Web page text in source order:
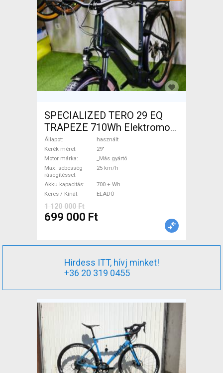
SPECIALIZED TERO 29 EQ
TRAPEZE 710Wh Elektromos
Trekking/cross 25 km/h _Más
gyártó 700 + Wh használt
ELADÓ
Állapot
használt
Kerék méret
29"
Motor márka
_Más gyártó
Max. sebesség
rásegítéssel
25 km/h
Akku kapacitás
700 + Wh
Keres / Kínál
ELADÓ
1 120 000 Ft
699 000 Ft
Hirdess ITT, hívj minket!
+36 20 319 0455